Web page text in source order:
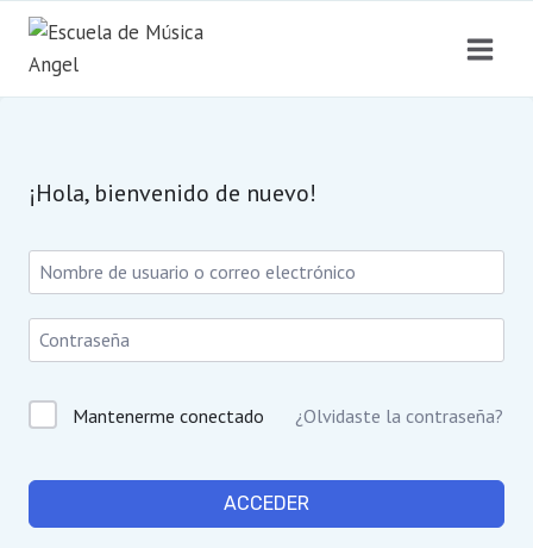
Saltar
contenido
¡Hola, bienvenido de nuevo!
Mantenerme conectado ¿Olvidaste la contraseña?
ACCEDER